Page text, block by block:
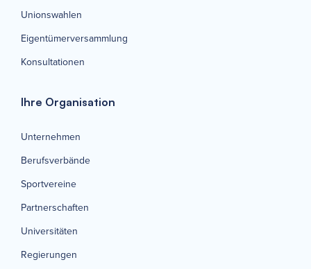
Unionswahlen
Eigentümerversammlung
Konsultationen
Ihre Organisation
Unternehmen
Berufsverbände
Sportvereine
Partnerschaften
Universitäten
Regierungen